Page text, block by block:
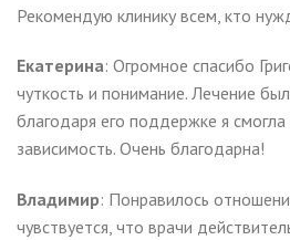
Рекомендую клинику всем, кто
Екатерина: Огромное спасибо
чуткость и понимание. Лечение
благодаря его поддержке я
зависимость. Очень благодарна!
Владимир: Понравилось
чувствуется, что врачи